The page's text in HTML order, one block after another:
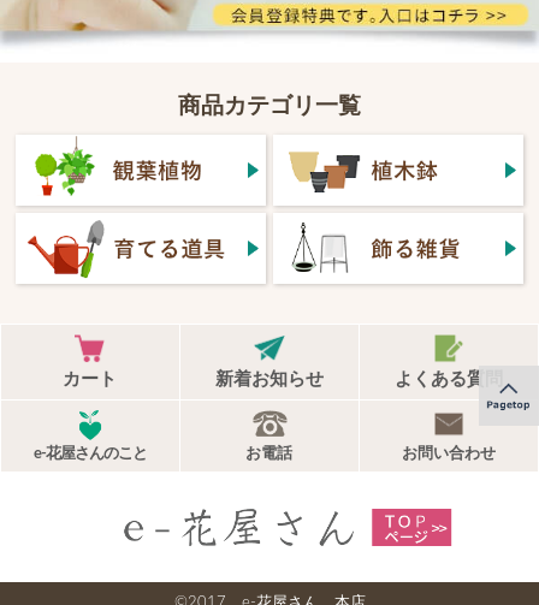
商品カテゴリ一覧
カート 新着お知らせ よくある質問
e-花屋さんのこと お電話 お問い合わせ